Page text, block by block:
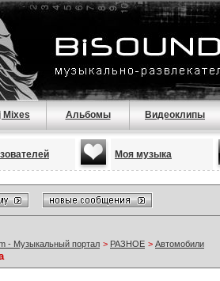
Mixes Альбомы Видеоклипы
Моя музыка
- Музыкальный портал > РАЗНОЕ > Автомобили